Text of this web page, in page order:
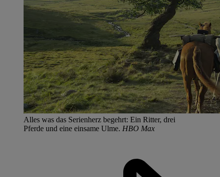
Alles was das Serienherz begehrt: Ein Ritter, drei
Pferde und eine einsame Ulme. HBO Max